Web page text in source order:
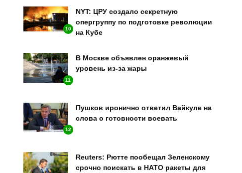
10
NYT: ЦРУ создало секретную
опергруппу по подготовке революции
на Кубе
11
В Москве объявлен оранжевый
уровень из-за жары
12
Пушков иронично ответил Вайкуле на
слова о готовности воевать
Reuters: Рютте пообещал Зеленскому
срочно поискать в НАТО ракеты для